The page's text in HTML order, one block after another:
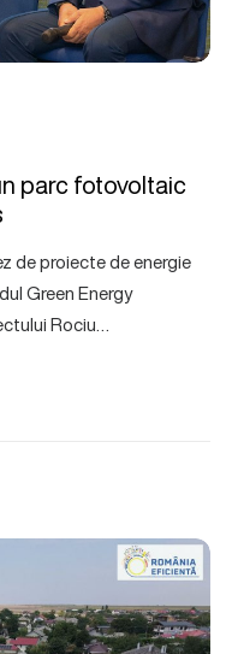
parc fotovoltaic
de proiecte de energie
Green Energy
Rociu…